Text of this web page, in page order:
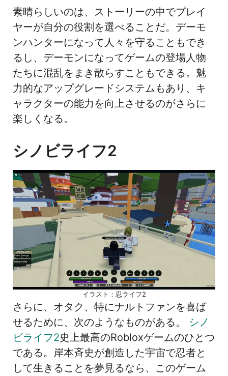
素晴らしいのは、ストーリーの中でプレイ
ヤーが自分の役割を選べることだ。デーモ
ンハンターになって人々を守ることもでき
るし、デーモンになってゲームの登場人物
たちに混乱をまき散らすこともできる。魅
力的なアップグレードシステムもあり、キ
ャラクターの能力を向上させるのがさらに
楽しくなる。
シノビライフ2
イラスト：忍ライフ2
さらに、オタク、特にナルトファンを喜ば
せるために、次のようなものがある。 シノ
ビライフ2史上最高のRobloxゲームのひとつ
である。岸本斉史が創造した宇宙で忍者と
して生きることを夢見るなら、このゲーム